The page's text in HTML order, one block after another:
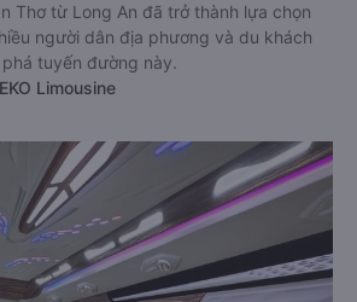
Thơ từ Long An đã trở thành lựa chọn
người dân địa phương và du khách
tuyến đường này.
Limousine